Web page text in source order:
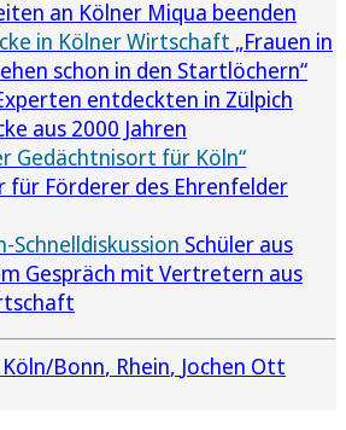
an Kölner Miqua beenden
in Kölner Wirtschaft „Frauen in
schon in den Startlöchern“
entdeckten in Zülpich
aus 2000 Jahren
Gedächtnisort für Köln“
für Förderer des Ehrenfelder
Schnelldiskussion Schüler aus
Gespräch mit Vertretern aus
Bonn Rhein Jochen Ott